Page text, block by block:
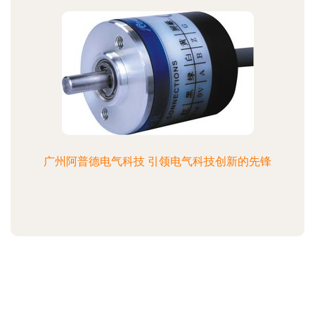
广州阿普德电气科技 引领电气科技创新的先锋